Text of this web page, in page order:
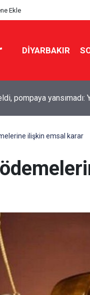
Ekle
DIYARBAKIR
pompaya yansımadı:
ilişkin emsal karar